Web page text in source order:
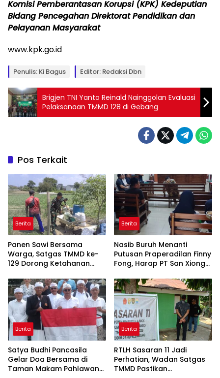
Komisi Pemberantasan Korupsi (KPK) Kedeputian
Bidang Pencegahan Direktorat Pendidikan dan
Pelayanan Masyarakat
www.kpk.go.id
Penulis: Ki Bagus Editor: Redaksi Dbn
Brigjen TNI Yanto Reinald Nainggolan Evaluasi
Pelaksanaan TMMD 128 di Gebang
Pos Terkait
Berita
Panen Sawi Bersama
Warga, Satgas TMMD ke-
129 Dorong Ketahanan
Berita
Nasib Buruh Menanti
Putusan Praperadilan Finny
Fong, Harap PT San Xiong
Berita
Satya Budhi Pancasila
Gelar Doa Bersama di
Taman Makam Pahlawan
Berita
RTLH Sasaran 11 Jadi
Perhatian, Wadan Satgas
TMMD Pastikan